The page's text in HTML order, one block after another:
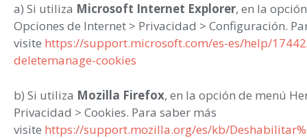
a) Si utiliza Microsoft Internet Explorer, en la
Opciones de Internet > Privacidad > Configuración.
visite https://support.microsoft.com/es-es/help/
deletemanage-cookies
b) Si utiliza Mozilla Firefox, en la opción de menú
Privacidad > Cookies. Para saber más
visite https://support.mozilla.org/es/kb/